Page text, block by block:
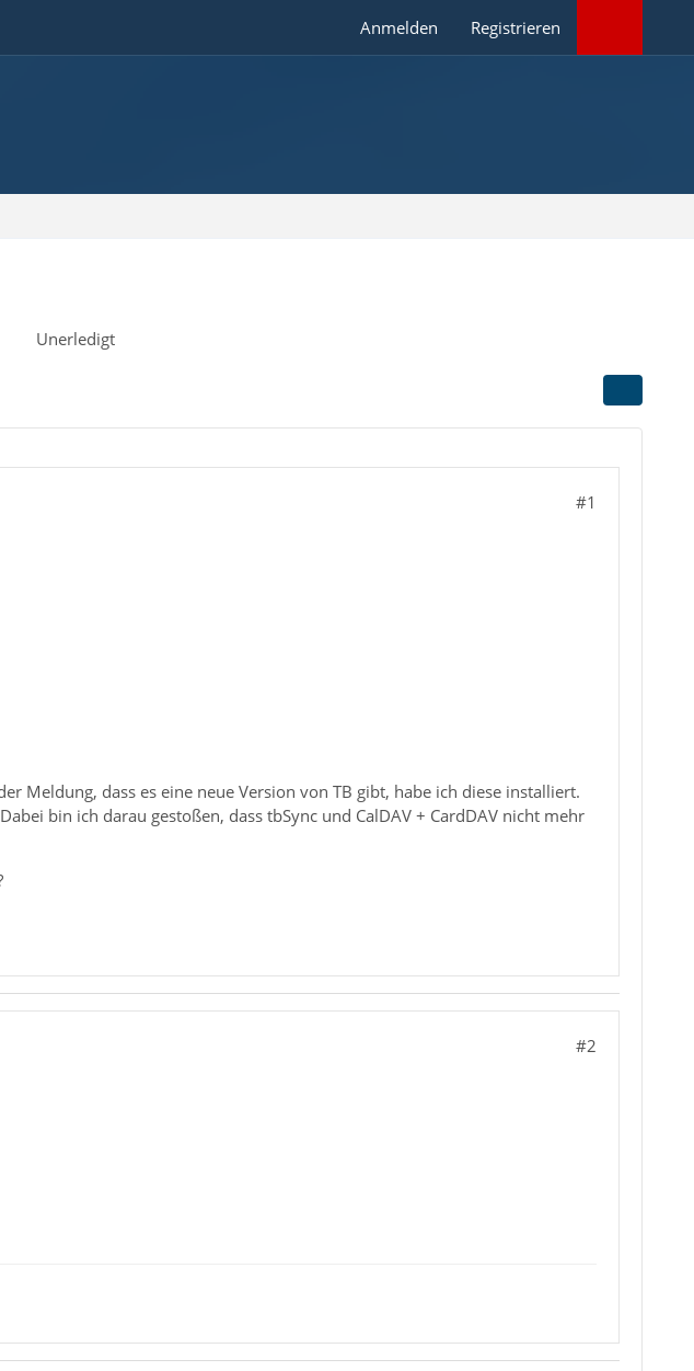
Anmelden Registrieren
Unerledigt
#1
Meldung, dass es eine neue Version von TB gibt, habe ich diese installiert.
bin ich darau gestoßen, dass tbSync und CalDAV + CardDAV nicht mehr
#2